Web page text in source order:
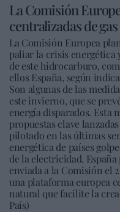
La Comisión
centralizadas de
La Comisión Europea
paliar la crisis energética
de este hidrocarburo,
ellos España, según
Son algunas de las
este invierno, que se
energía disparados. Esta
propuestas clave
pilotado en las últimas
energética de países
de la electricidad.
enviada a la Comisión el
una plataforma europea
natural que facilite la
País)